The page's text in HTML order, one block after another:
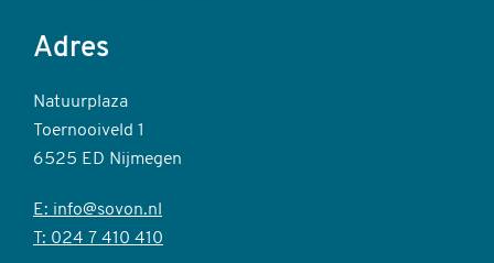
Adres
Natuurplaza
Toernooiveld 1
6525 ED Nijmegen
E: info@sovon.nl
T: 024 7 410 410